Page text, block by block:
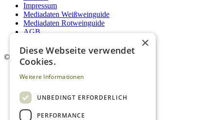
Impressum
Mediadaten Weißweinguide
Mediadaten Rotweinguide
AGB
© 2026. Alle Rechte vorbehalten.
×
Diese Webseite verwendet
Cookies.
Weitere Informationen
UNBEDINGT ERFORDERLICH
PERFORMANCE